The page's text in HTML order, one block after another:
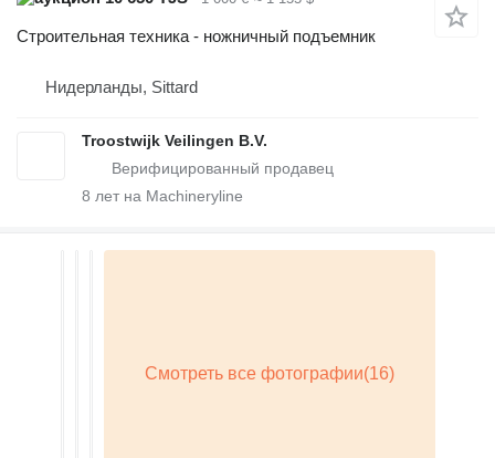
Строительная техника - ножничный подъемник
Нидерланды, Sittard
Troostwijk Veilingen B.V.
8 лет на Machineryline